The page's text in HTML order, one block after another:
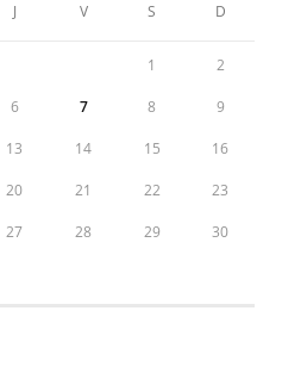
J V S D
1 2
6 7 8 9
13 14 15 16
20 21 22 23
27 28 29 30